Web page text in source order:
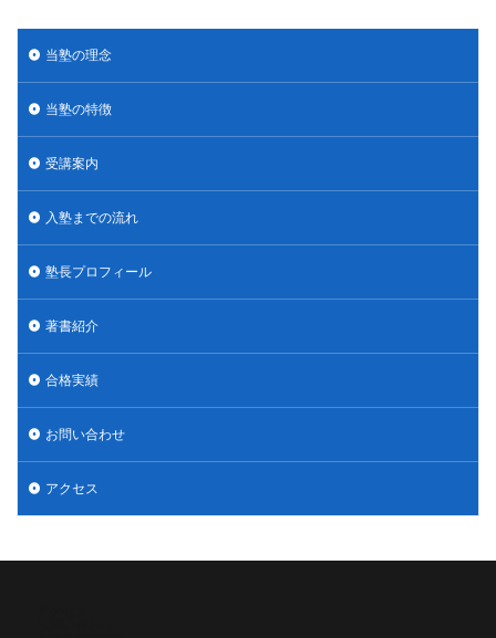
当塾の理念
当塾の特徴
受講案内
入塾までの流れ
塾長プロフィール
著書紹介
合格実績
お問い合わせ
アクセス